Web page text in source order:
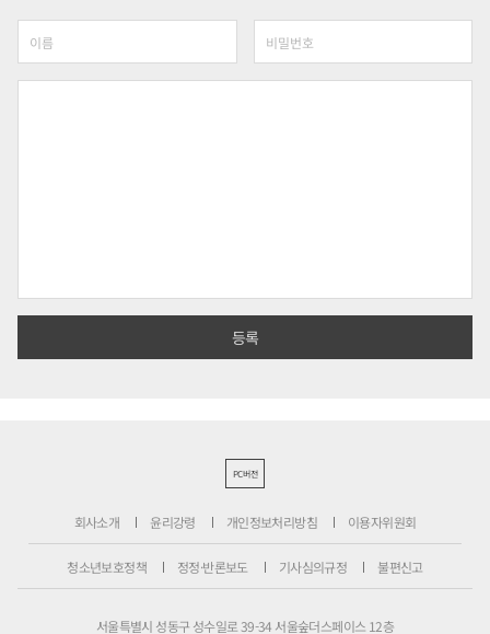
PC버전
회사소개 윤리강령 개인정보처리방침 이용자위원회
청소년보호정책 정정·반론보도 기사심의규정 불편신고
서울특별시 성동구 성수일로 39-34 서울숲더스페이스 12층